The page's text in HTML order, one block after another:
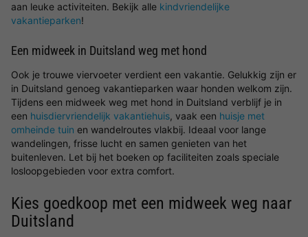
aan leuke activiteiten. Bekijk alle kindvriendelijke
vakantieparken!
Een midweek in Duitsland weg met hond
Ook je trouwe viervoeter verdient een vakantie. Gelukkig zijn er
in Duitsland genoeg vakantieparken waar honden welkom zijn.
Tijdens een midweek weg met hond in Duitsland verblijf je in
een huisdiervriendelijk vakantiehuis, vaak een huisje met
omheinde tuin en wandelroutes vlakbij. Ideaal voor lange
wandelingen, frisse lucht en samen genieten van het
buitenleven. Let bij het boeken op faciliteiten zoals speciale
losloopgebieden voor extra comfort.
Kies goedkoop met een midweek weg naar
Duitsland